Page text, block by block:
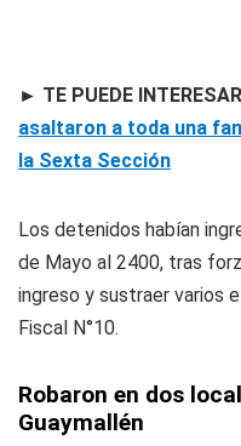
► TE PUEDE
asaltaron a toda una
la Sexta Sección
Los detenidos habían
de Mayo al 2400, tras
ingreso y sustraer varios
Fiscal N°10.
Robaron en dos
Guaymallén